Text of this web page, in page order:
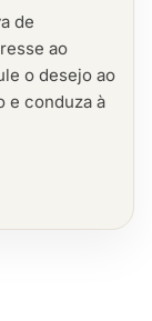
de
ao
o desejo ao
e conduza à